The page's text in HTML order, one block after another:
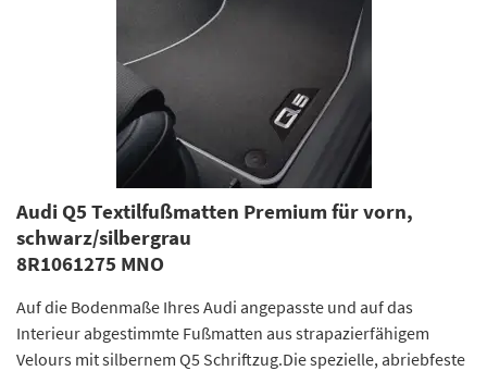
Audi Q5 Textilfußmatten Premium für vorn,
schwarz/silbergrau
8R1061275 MNO
Auf die Bodenmaße Ihres Audi angepasste und auf das
Interieur abgestimmte Fußmatten aus strapazierfähigem
Velours mit silbernem Q5 Schriftzug.Die spezielle, abriebfeste